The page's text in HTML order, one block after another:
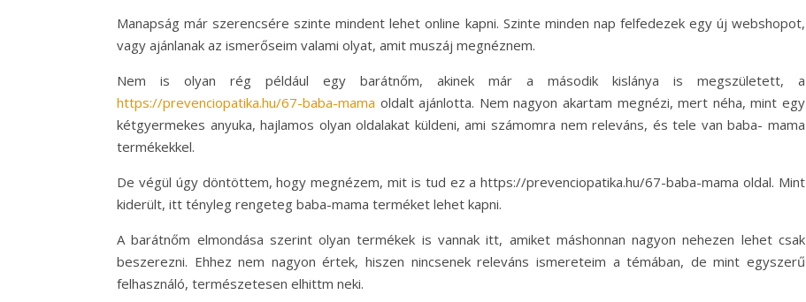
Manapság már szerencsére szinte mindent lehet online kapni. Szinte minden nap felfedezek egy új webshopot,
vagy ajánlanak az ismerőseim valami olyat, amit muszáj megnéznem.
Nem is olyan rég például egy barátnőm, akinek már a második kislánya is megszületett, a
https://prevenciopatika.hu/67-baba-mama oldalt ajánlotta. Nem nagyon akartam megnézi, mert néha, mint egy
kétgyermekes anyuka, hajlamos olyan oldalakat küldeni, ami számomra nem releváns, és tele van baba- mama
termékekkel.
De végül úgy döntöttem, hogy megnézem, mit is tud ez a https://prevenciopatika.hu/67-baba-mama oldal. Mint
kiderült, itt tényleg rengeteg baba-mama terméket lehet kapni.
A barátnőm elmondása szerint olyan termékek is vannak itt, amiket máshonnan nagyon nehezen lehet csak
beszerezni. Ehhez nem nagyon értek, hiszen nincsenek releváns ismereteim a témában, de mint egyszerű
felhasználó, természetesen elhittm neki.